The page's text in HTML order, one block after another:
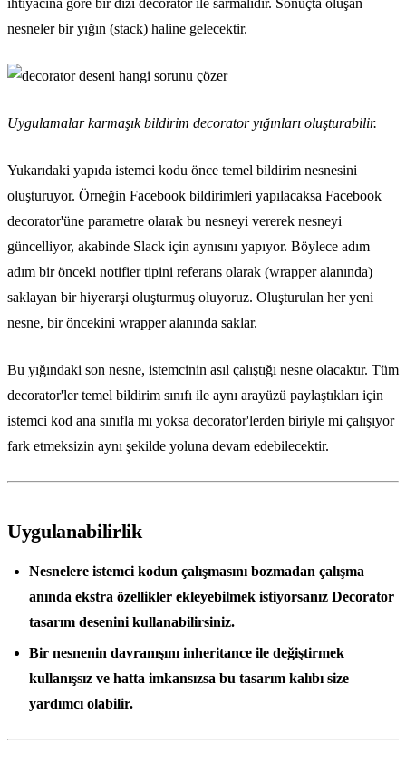
nesneler bir yığın (stack) haline gelecektir.
Uygulamalar karmaşık bildirim decorator yığınları oluşturabilir.
Yukarıdaki yapıda istemci kodu önce temel bildirim nesnesini
oluşturuyor. Örneğin Facebook bildirimleri yapılacaksa Facebook
decorator'üne parametre olarak bu nesneyi vererek nesneyi
güncelliyor, akabinde Slack için aynısını yapıyor. Böylece adım
adım bir önceki notifier tipini referans olarak (wrapper alanında)
saklayan bir hiyerarşi oluşturmuş oluyoruz. Oluşturulan her yeni
nesne, bir öncekini wrapper alanında saklar.
Bu yığındaki son nesne, istemcinin asıl çalıştığı nesne olacaktır. Tüm
decorator'ler temel bildirim sınıfı ile aynı arayüzü paylaştıkları için
istemci kod ana sınıfla mı yoksa decorator'lerden biriyle mi çalışıyor
fark etmeksizin aynı şekilde yoluna devam edebilecektir.
Uygulanabilirlik
Nesnelere istemci kodun çalışmasını bozmadan çalışma
anında ekstra özellikler ekleyebilmek istiyorsanız Decorator
tasarım desenini kullanabilirsiniz.
Bir nesnenin davranışını inheritance ile değiştirmek
kullanışsız ve hatta imkansızsa bu tasarım kalıbı size
yardımcı olabilir.